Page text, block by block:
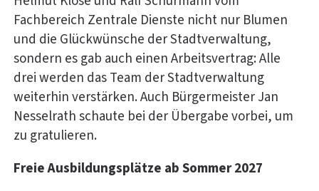
Fachbereich Zentrale Dienste nicht nur Blumen
und die Glückwünsche der Stadtverwaltung,
sondern es gab auch einen Arbeitsvertrag: Alle
drei werden das Team der Stadtverwaltung
weiterhin verstärken. Auch Bürgermeister Jan
Nesselrath schaute bei der Übergabe vorbei, um
zu gratulieren.
Freie Ausbildungsplätze ab Sommer 2027